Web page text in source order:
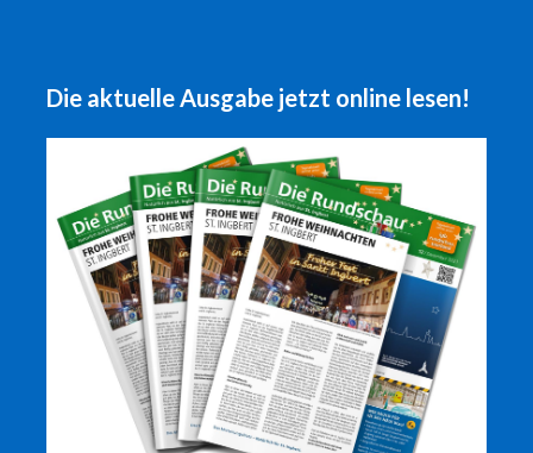
Die aktuelle Ausgabe jetzt online lesen!